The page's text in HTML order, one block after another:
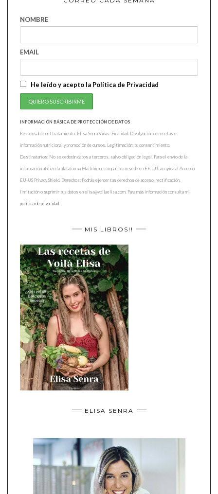
NOMBRE
EMAIL
He leído y acepto la Política de Privacidad
INFORMACIÓN BÁSICA DE PROTECCIÓN DE DATOS
Responsable del tratamiento: Elisa Senra Viñas. Finalidad: Divulgación de recetas e
información nutricional y promoción de cursos. Legitimación: tu consentimiento.
Destinatarios: No se cederán datos a terceros, salvo obligación legal. Para el envío de la
información utilizo la plataforma Mailchimp, compañía con sede en EE.UU. acogida al Acuerdo
EU-US Privacy Shield. Derechos: Podrás ejercer tus derechos de acceso, rectificación,
limitación o suprimir tus datos en elisa@voilaelisa.com. Para más información consulta mi
política de privacidad.
MIS LIBROS!!
ELISA SENRA